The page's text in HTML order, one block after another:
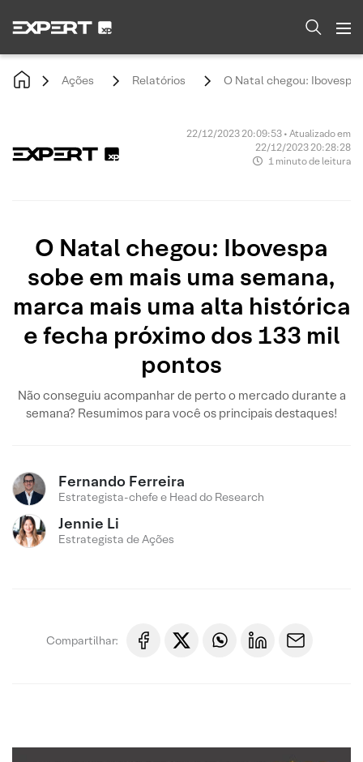
Ações Relatórios O Natal chegou: Ibovespa
22/12/2023 20:09:53 • Atualizado em
22/12/2023 20:28:28
1 minuto de leitura
O Natal chegou: Ibovespa
sobe em mais uma semana,
marca mais uma alta histórica
e fecha próximo dos 133 mil
pontos
Não conseguiu acompanhar de perto o mercado durante a
semana? Resumimos para você os principais destaques!
Fernando Ferreira
Estrategista-chefe e Head do Research
Jennie Li
Estrategista de Ações
Compartilhar: